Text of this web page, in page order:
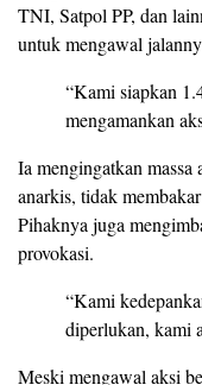
TNI, Satpol PP, dan
untuk mengawal
“Kami siapkan
mengamankan
Ia mengingatkan
anarkis, tidak
Pihaknya juga
provokasi.
“Kami
diperlukan, kami
Meski mengawal aksi